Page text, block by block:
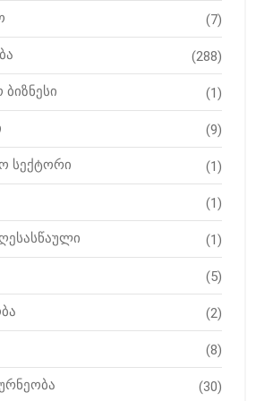
(7)
(288)
(1)
(9)
სექტორი (1)
(1)
(1)
(5)
(2)
(8)
(30)